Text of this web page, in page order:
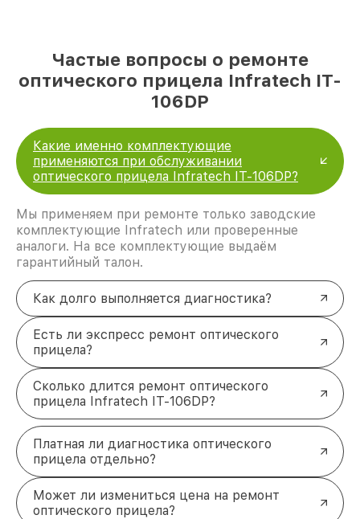
Частые вопросы о ремонте
оптического прицела Infratech IT-
106DP
Какие именно комплектующие
применяются при обслуживании
оптического прицела Infratech IT-106DP?
Мы применяем при ремонте только заводские
комплектующие Infratech или проверенные
аналоги. На все комплектующие выдаём
гарантийный талон.
Как долго выполняется диагностика?
Есть ли экспресс ремонт оптического
прицела?
Сколько длится ремонт оптического
прицела Infratech IT-106DP?
Платная ли диагностика оптического
прицела отдельно?
Может ли измениться цена на ремонт
оптического прицела?